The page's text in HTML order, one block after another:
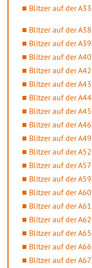
Blitzer auf der A33
Blitzer auf der A38
Blitzer auf der A39
Blitzer auf der A40
Blitzer auf der A42
Blitzer auf der A43
Blitzer auf der A44
Blitzer auf der A45
Blitzer auf der A46
Blitzer auf der A49
Blitzer auf der A52
Blitzer auf der A57
Blitzer auf der A59
Blitzer auf der A60
Blitzer auf der A61
Blitzer auf der A62
Blitzer auf der A65
Blitzer auf der A66
Blitzer auf der A67